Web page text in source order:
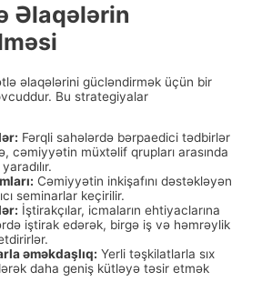
Əlaqələrin
əlaqələrini gücləndirmək üçün bir
Bu strategiyalar
Fərqli sahələrdə bərpaedici tədbirlər
cəmiyyətin müxtəlif qrupları arasında
Cəmiyyətin inkişafını dəstəkləyən
seminarlar keçirilir.
İştirakçılar, icmaların ehtiyaclarına
iştirak edərək, birgə iş və həmrəylik
əməkdaşlıq: Yerli təşkilatlarla sıx
daha geniş kütləyə təsir etmək